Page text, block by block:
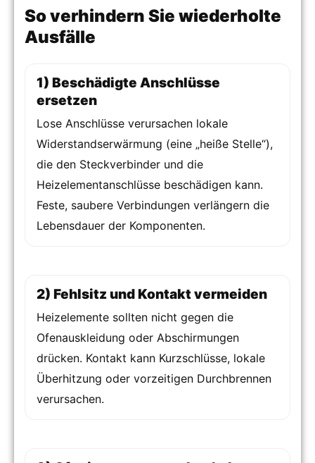
So verhindern Sie wiederholte
Ausfälle
1) Beschädigte Anschlüsse
ersetzen
Lose Anschlüsse verursachen lokale
Widerstandserwärmung (eine „heiße Stelle“),
die den Steckverbinder und die
Heizelementanschlüsse beschädigen kann.
Feste, saubere Verbindungen verlängern die
Lebensdauer der Komponenten.
2) Fehlsitz und Kontakt vermeiden
Heizelemente sollten nicht gegen die
Ofenauskleidung oder Abschirmungen
drücken. Kontakt kann Kurzschlüsse, lokale
Überhitzung oder vorzeitigen Durchbrennen
verursachen.